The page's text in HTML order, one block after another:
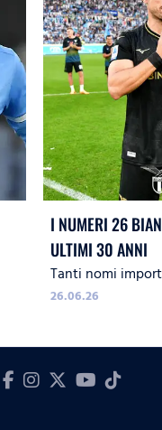
I NUMERI 26
ULTIMI 30 ANNI
Tanti nomi
26.06.26